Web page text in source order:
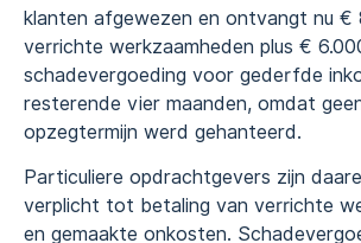
klanten afgewezen en ontvangt nu €
verrichte werkzaamheden plus €
schadevergoeding voor gederfde
resterende vier maanden, omdat
opzegtermijn werd gehanteerd.
Particuliere opdrachtgevers zijn
verplicht tot betaling van verrichte
en gemaakte onkosten.